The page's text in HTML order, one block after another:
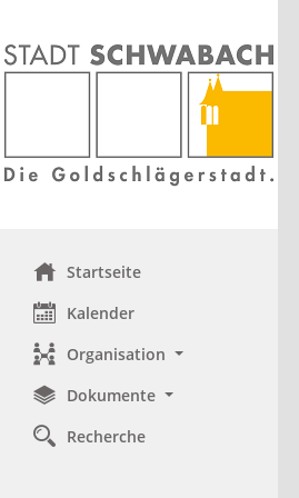
Startseite
Kalender
Organisation
Dokumente
Recherche